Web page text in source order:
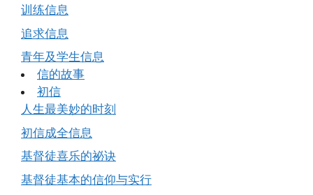
训练信息
追求信息
青年及学生信息
信的故事
初信
人生最美妙的时刻
初信成全信息
基督徒喜乐的祕诀
基督徒基本的信仰与实行